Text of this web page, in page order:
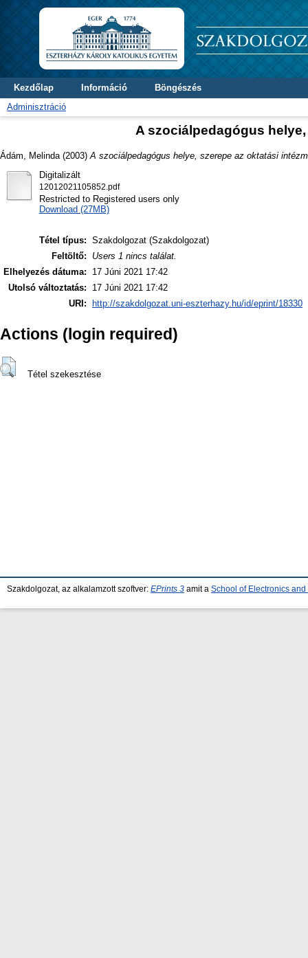
Kezdőlap Információ
Böngészés
Adminisztráció
A szociálpedagógus
Ádám, Melinda (2003) A szociálpedagógus helye, szerepe az oktatási
Digitalizált
12012021105852.pdf
Restricted to Registered users only
Download (27MB)
Tétel típus: Szakdolgozat (Szakdolgozat)
Feltöltő:
Users 1 nincs találat.
Elhelyezés dátuma:
17 Júni 2021 17:42
Utolsó változtatás:
17 Júni 2021 17:42
URI:
http://szakdolgozat.uni-eszterhazy.hu/id/eprint/18330
Actions (login required)
Tétel szekesztése
Szakdolgozat, az alkalamzott szoftver: EPrints 3 amit a School of Electronics